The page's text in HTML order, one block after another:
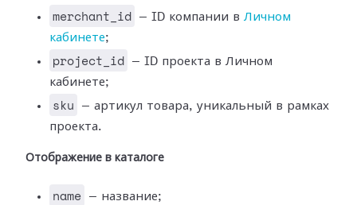
merchant_id — ID компании в Личном
кабинете;
project_id
— ID проекта в Личном
кабинете;
sku
— артикул товара, уникальный в рамках
проекта.
Отображение в каталоге
name — название;